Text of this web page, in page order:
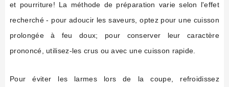
et pourriture! La méthode de préparation varie selon l'effet
recherché - pour adoucir les saveurs, optez pour une cuisson
prolongée à feu doux; pour conserver leur caractère
prononcé, utilisez-les crus ou avec une cuisson rapide.
Pour éviter les larmes lors de la coupe, refroidissez